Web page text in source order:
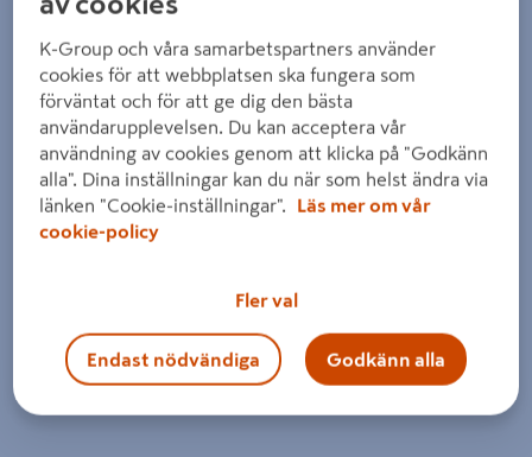
K-Group och våra samarbetspartners använder
cookies för att webbplatsen ska fungera som
förväntat och för att ge dig den bästa
användarupplevelsen. Du kan acceptera vår
användning av cookies genom att klicka på "Godkänn
alla". Dina inställningar kan du när som helst ändra via
länken "Cookie-inställningar".
Läs mer om vår
cookie-policy
Fler val
Endast nödvändiga Godkänn alla